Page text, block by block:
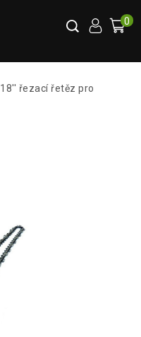
0
18'' řezací řetěz pro